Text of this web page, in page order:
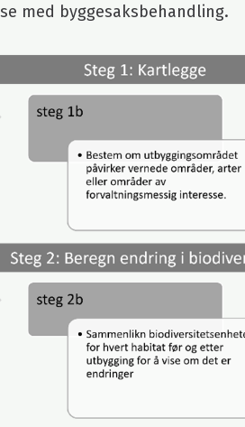
med byggesaksbehandling.